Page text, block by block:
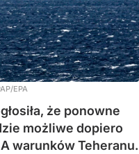
EPA
że ponowne
możliwe dopiero
warunków Teheranu.